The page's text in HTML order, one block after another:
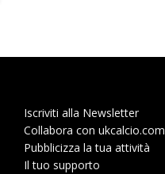
Iscriviti alla Newsletter
Collabora con ukcalcio.com
Pubblicizza la tua attività
Il tuo supporto